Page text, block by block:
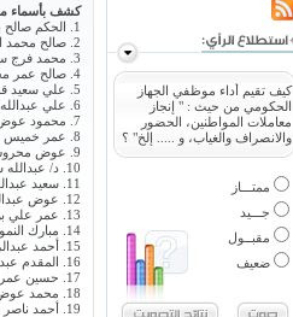
كيف تقيم أداء موظفي الجهاز
الحكومي من حيث : " إنجاز
معاملات المواطنين، الحضور
والانصراف والغياب، و ..... إلخ" ؟
ممتـــاز
جـــيد
مقبــول
ضعيف
كشف بأسماء
1. الحكم صالح بن ثابت مستشار المحافظ
2. صالح محمد الشرامي مستشار المحافظ
3. محمد فرج سعيد مصاقع مستشار المحافظ
4. صالح عمر محفوظ المغسي مستشار المحافظ
5. علي سعيد قروان باقروان مستشار المحافظ
6. علي عبدالله محروس بارشيد مستشار المحافظ
7. محمود عوض بن دحدح التميمي مستشار المحافظ لشؤون الوحدات الإدارية
8. عمر خميس بن الشيبة الجعيدي مستشار المحافظ لمديريات الوادي والصحراء
9. عوض محروس عبدالله بارشيد مستشار المحافظ لمديريات الوادي والصحراء
10. د/ عبدالله سعيد باحاج مستشار المحافظ لشؤون المغتربين
11. سعيد عبدالله باوزير مستشار المحافظ للشؤون الاقتصادية
12. عوض عبدالله المرشدي مستشار المحافظ
13. عمر علي بن ناجي مستشار لشؤون المديريات الغربية
14. مبارك النموري مستشار لشؤون المديريات الشرقية
15. أحمد عبدالرحمن باجبير مستشار الوكيل محافظة حضرموت المكلا
16. المقدم عبدالقدوس لطفي يوسف مستشار للمحافظة لشؤون الأمن بالوادي والصحراء
17. حسين عمر باصالح مستشاراً للمحافظ
18. محمد عوض بن شملان مستشار المحافظ لشؤون الاستثمار
19. أحمد ناصر سالم الفضلي مستشار المحافظ لشؤون الزراعة والري